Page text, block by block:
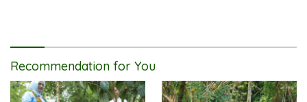
Recommendation for You